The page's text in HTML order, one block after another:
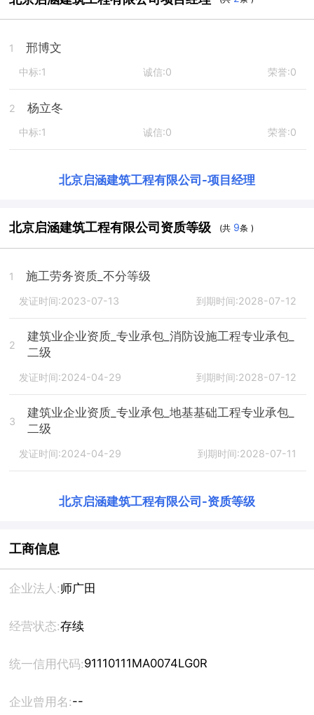
1 邢博文
中标:1 诚信:0 荣誉:0
2 杨立冬
中标:1 诚信:0 荣誉:0
北京启涵建筑工程有限公司 -项目经理
北京启涵建筑工程有限公司资质等级 (共 9条 )
1 施工劳务资质_不分等级
发证时间:2023-07-13 到期时间:2028-07-12
2
建筑业企业资质_专业承包_消防设施工程专业承包_
二级
发证时间:2024-04-29 到期时间:2028-07-12
3
建筑业企业资质_专业承包_地基基础工程专业承包_
二级
发证时间:2024-04-29 到期时间:2028-07-11
北京启涵建筑工程有限公司 -资质等级
工商信息
企业法人:师广田
经营状态:存续
统一信用代码:91110111MA0074LG0R
企业曾用名:--